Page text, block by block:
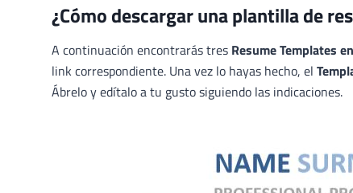
¿Cómo descargar una plantilla de
A continuación encontrarás tres Resume Templates
link correspondiente. Una vez lo hayas hecho, el
Ábrelo y edítalo a tu gusto siguiendo las indicaciones.